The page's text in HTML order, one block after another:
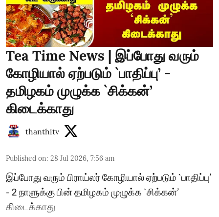
Tea Time News | இப்போது வரும்
கோழியால் ஏற்படும் `பாதிப்பு’ -
தமிழகம் முழுக்க `சிக்கன்’
கிடைக்காது
thanthitv
Published on: 28 Jul 2026, 7:56 am
இப்போது வரும் பிராய்லர் கோழியால் ஏற்படும் `பாதிப்பு’
- 2 நாளுக்கு பின் தமிழகம் முழுக்க `சிக்கன்’
கிடைக்காது